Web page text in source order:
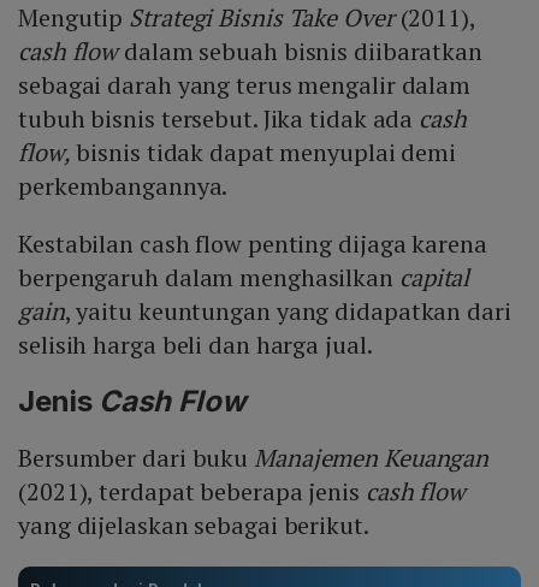
Mengutip Strategi Bisnis Take Over(2011),
cash flowdalam sebuah bisnis diibaratkan
sebagai darah yang terus mengalir dalam
tubuh bisnis tersebut. Jika tidak ada cash
flow,bisnis tidak dapat menyuplai demi
perkembangannya.
Kestabilan cash flow penting dijaga karena
berpengaruh dalam menghasilkan capital
gain, yaitu keuntungan yang didapatkan dari
selisih harga beli dan harga jual.
Jenis Cash Flow
Bersumber dari buku Manajemen Keuangan
(2021), terdapat beberapa jenis cash flow
yang dijelaskan sebagai berikut.